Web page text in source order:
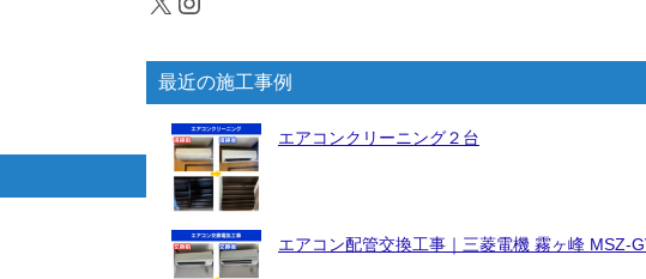
最近の施工事例
エアコンクリーニング２台
エアコン配管交換工事｜三菱電機 霧ヶ峰 MSZ-